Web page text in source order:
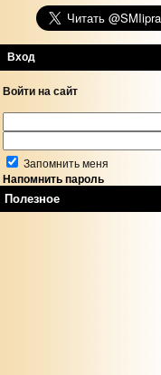
Вход
Войти на сайт
Запомнить меня
Напомнить пароль
Полезное